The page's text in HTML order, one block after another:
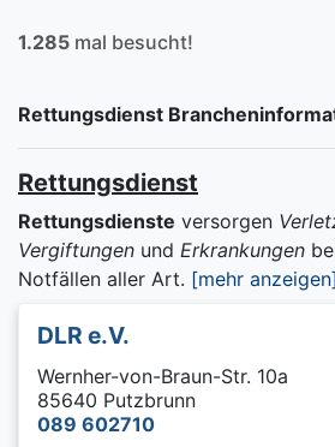
1.285 mal besucht!
Rettungsdienst
Rettungsdienst
Rettungsdienste versorgen
Vergiftungen und Erkrankungen
Notfällen aller Art. [mehr anzeigen]
DLR e.V.
Wernher-von-Braun-Str. 10a
85640 Putzbrunn
089 602710